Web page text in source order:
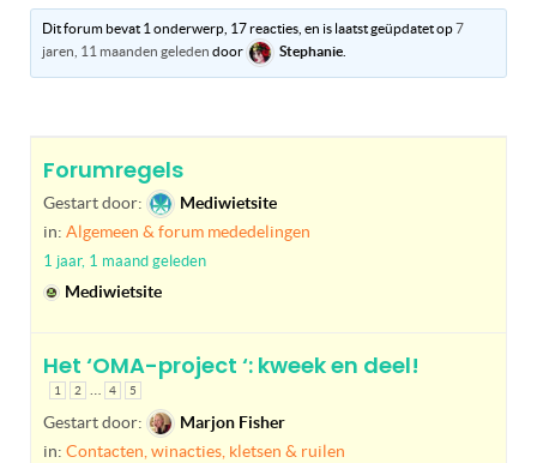
Dit forum bevat 1 onderwerp, 17 reacties, en is laatst geüpdatet op7
jaren, 11 maanden geleden door Stephanie
Forumregels
Gestart door:
Mediwietsite
in: Algemeen & forum mededelingen
1 jaar, 1 maand geleden
Mediwietsite
Het ‘OMA-project ‘: kweek en deel!
1 2 4 5
Gestart door:
Marjon Fisher
in: Contacten, winacties, kletsen & ruilen